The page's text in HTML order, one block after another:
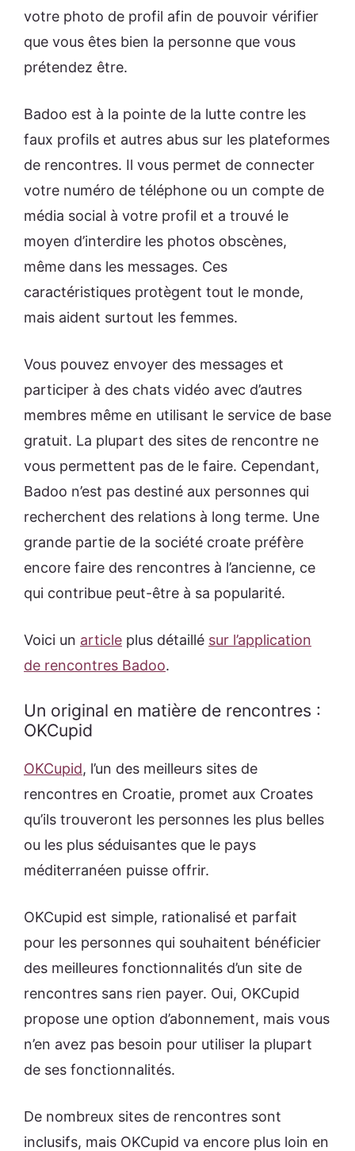
votre photo de profil afin de pouvoir vérifier
que vous êtes bien la personne que vous
prétendez être.
Badoo est à la pointe de la lutte contre les
faux profils et autres abus sur les plateformes
de rencontres. Il vous permet de connecter
votre numéro de téléphone ou un compte de
média social à votre profil et a trouvé le
moyen d’interdire les photos obscènes,
même dans les messages. Ces
caractéristiques protègent tout le monde,
mais aident surtout les femmes.
Vous pouvez envoyer des messages et
participer à des chats vidéo avec d’autres
membres même en utilisant le service de base
gratuit. La plupart des sites de rencontre ne
vous permettent pas de le faire. Cependant,
Badoo n’est pas destiné aux personnes qui
recherchent des relations à long terme. Une
grande partie de la société croate préfère
encore faire des rencontres à l’ancienne, ce
qui contribue peut-être à sa popularité.
Voici un article plus détaillé sur l’application
de rencontres Badoo.
Un original en matière de rencontres :
OKCupid
OKCupid, l’un des meilleurs sites de
rencontres en Croatie, promet aux Croates
qu’ils trouveront les personnes les plus belles
ou les plus séduisantes que le pays
méditerranéen puisse offrir.
OKCupid est simple, rationalisé et parfait
pour les personnes qui souhaitent bénéficier
des meilleures fonctionnalités d’un site de
rencontres sans rien payer. Oui, OKCupid
propose une option d’abonnement, mais vous
n’en avez pas besoin pour utiliser la plupart
de ses fonctionnalités.
De nombreux sites de rencontres sont
inclusifs, mais OKCupid va encore plus loin en